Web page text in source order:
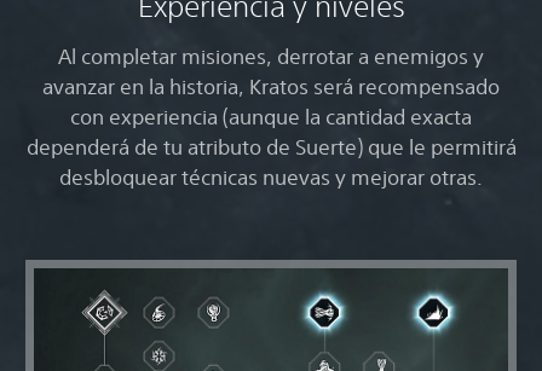
Al completar misiones, derrotar a enemigos y
avanzar en la historia, Kratos será recompensado
con experiencia (aunque la cantidad exacta
dependerá de tu atributo de Suerte) que le permitirá
desbloquear técnicas nuevas y mejorar otras.